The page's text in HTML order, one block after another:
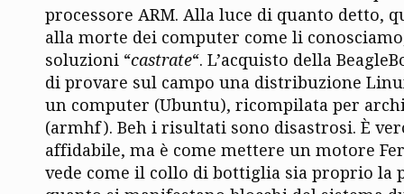
processore ARM. Alla luce di quanto detto,
alla morte dei computer come li
soluzioni “castrate“. L’acquisto della
di provare sul campo una distribuzione
un computer (Ubuntu), ricompilata per
(armhf). Beh i risultati sono disastrosi. È
affidabile, ma è come mettere un motore
vede come il collo di bottiglia sia proprio la